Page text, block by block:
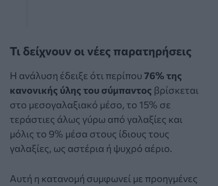
Τι δείχνουν οι νέες παρατηρήσεις
Η ανάλυση έδειξε ότι περίπου 76% της
κανονικής ύλης του σύμπαντος βρίσκεται
στο μεσογαλαξιακό μέσο, το 15% σε
τεράστιες άλως γύρω από γαλαξίες και
μόλις το 9% μέσα στους ίδιους τους
γαλαξίες, ως αστέρια ή ψυχρό αέριο.
Αυτή η κατανομή συμφωνεί με προηγμένες